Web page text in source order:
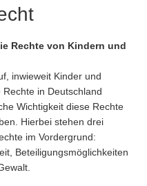
Rechte von Kindern und
inwieweit Kinder und
in Deutschland
Wichtigkeit diese Rechte
Hierbei stehen drei
im Vordergrund:
Beteiligungsmöglichkeiten